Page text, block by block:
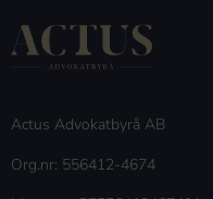
Actus Advokatbyrå AB
Org.nr: 556412-4674